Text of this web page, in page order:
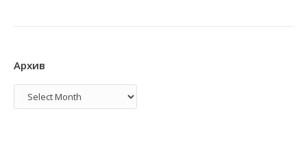
Архив
Архив